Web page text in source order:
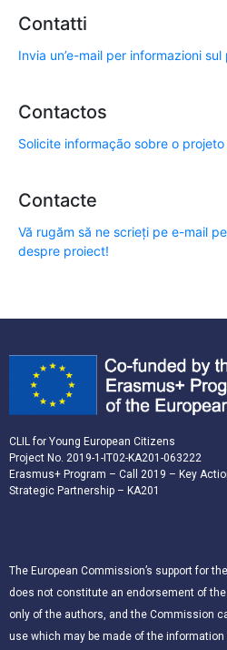
Contatti
Invia un’e-mail per informazioni
Contactos
Solicite informação sobre o projeto
Contacte
Vă rugăm să ne scrieți pe e-mail
despre proiect!
CLIL for Young European Citizens
Project No. 2019-1-IT02-KA201-063222
Erasmus+ Program – Call 2019 – Key
Strategic Partnership – KA201
The European Commission’s support for
does not constitute an endorsement of
only of the authors, and the Commission
use which may be made of the information